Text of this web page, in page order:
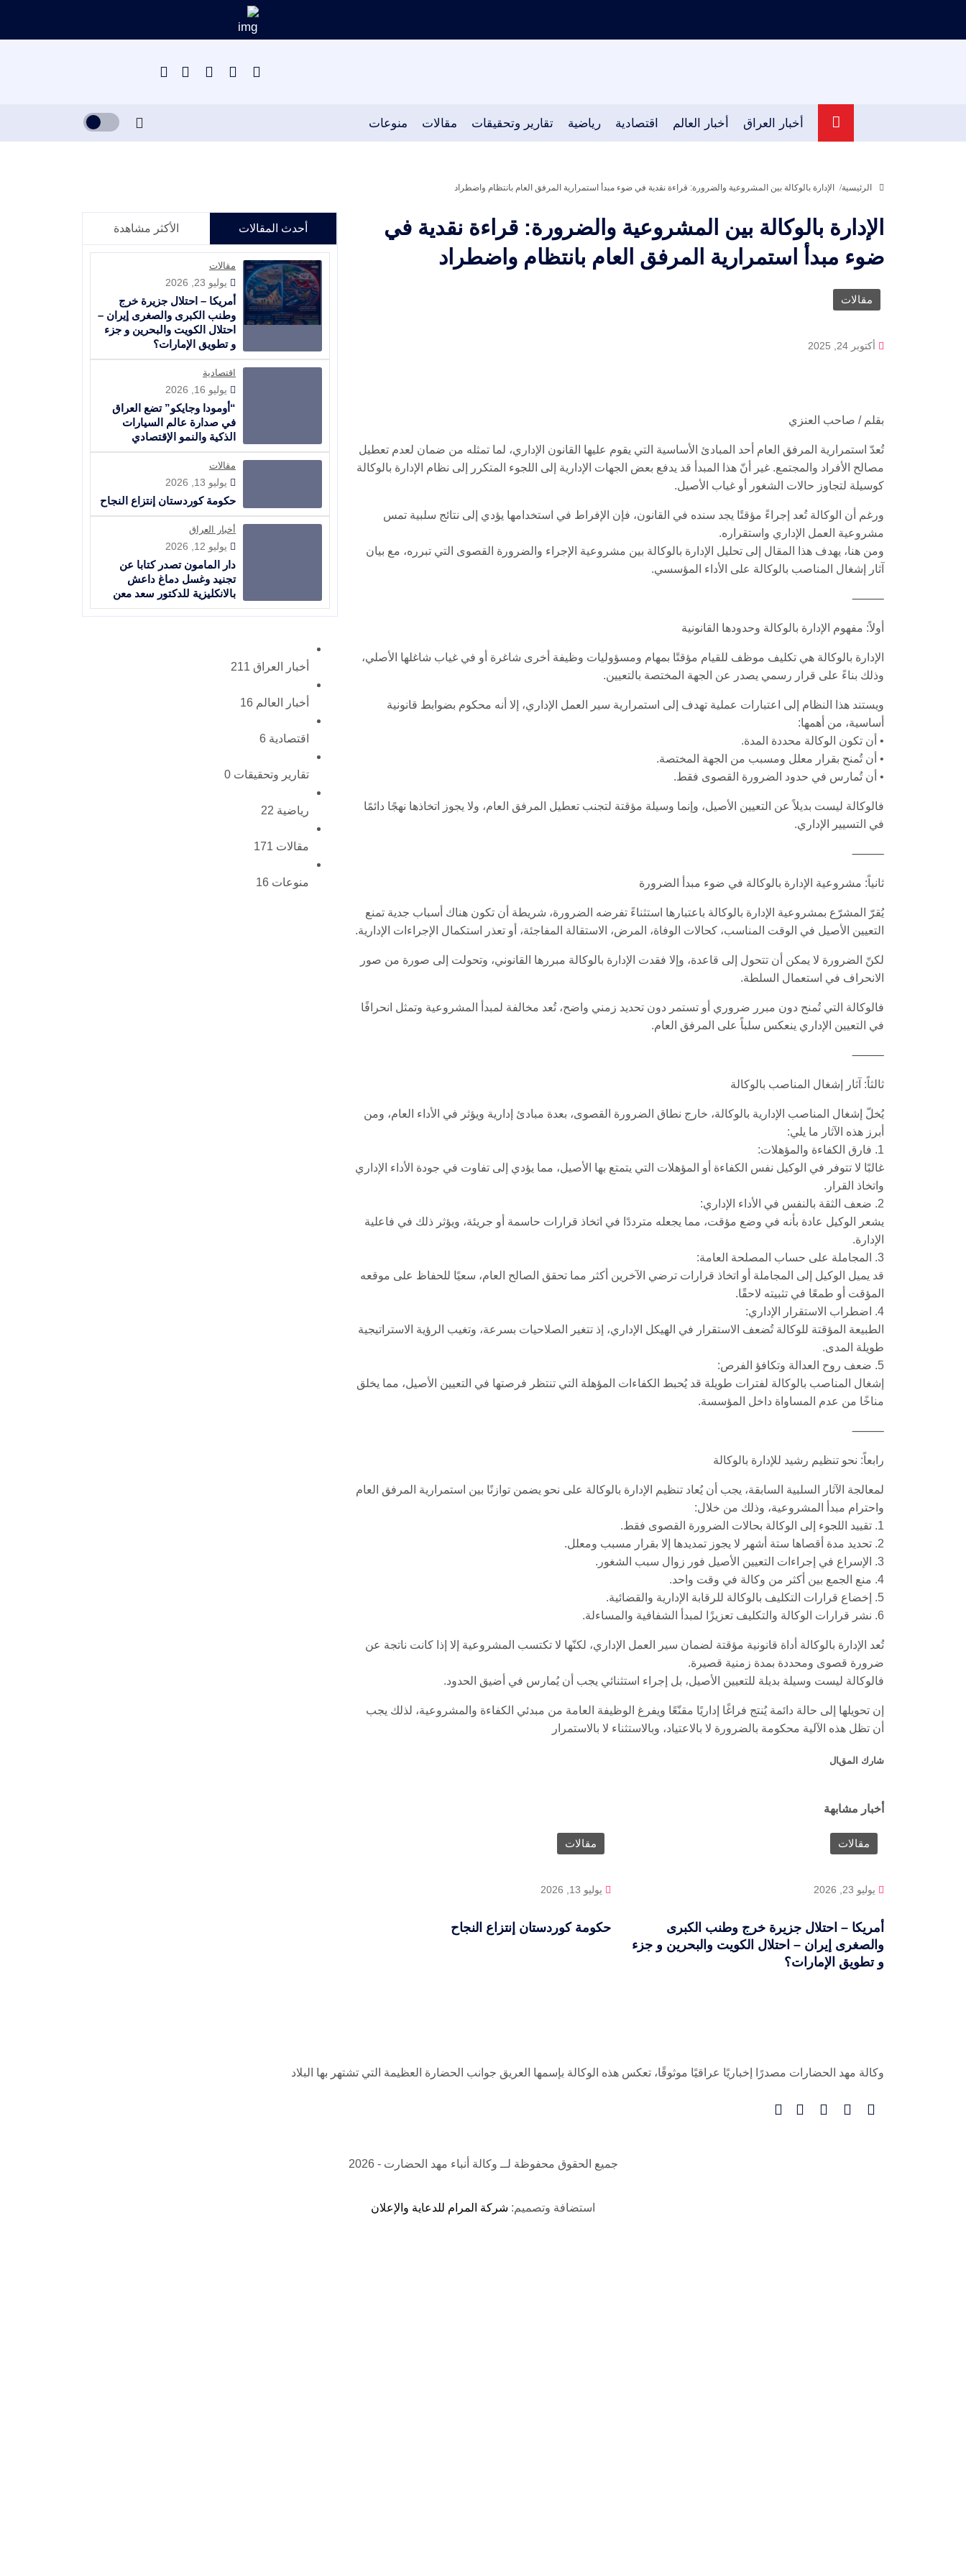
أخبار العراق أخبار العالم اقتصادية رياضية تقارير وتحقيقات مقالات منوعات
الرئيسية الإدارة بالوكالة بين المشروعية والضرورة: قراءة نقدية في ضوء مبدأ استمرارية المرفق العام بانتظام واضطراد
الإدارة بالوكالة بين المشروعية والضرورة: قراءة نقدية في
ضوء مبدأ استمرارية المرفق العام بانتظام واضطراد
مقالات
أكتوبر 24, 2025
بقلم / صاحب العنزي
تُعدّ استمرارية المرفق العام أحد المبادئ الأساسية التي يقوم عليها القانون الإداري، لما تمثله من ضمان لعدم تعطيل
مصالح الأفراد والمجتمع. غير أنّ هذا المبدأ قد يدفع بعض الجهات الإدارية إلى اللجوء المتكرر إلى نظام الإدارة بالوكالة
كوسيلة لتجاوز حالات الشغور أو غياب الأصيل.
ورغم أن الوكالة تُعد إجراءً مؤقتًا يجد سنده في القانون، فإن الإفراط في استخدامها يؤدي إلى نتائج سلبية تمس
مشروعية العمل الإداري واستقراره.
ومن هنا، يهدف هذا المقال إلى تحليل الإدارة بالوكالة بين مشروعية الإجراء والضرورة القصوى التي تبرره، مع بيان
آثار إشغال المناصب بالوكالة على الأداء المؤسسي.
⸻
أولاً: مفهوم الإدارة بالوكالة وحدودها القانونية
الإدارة بالوكالة هي تكليف موظف للقيام مؤقتًا بمهام ومسؤوليات وظيفة أخرى شاغرة أو في غياب شاغلها الأصلي،
وذلك بناءً على قرار رسمي يصدر عن الجهة المختصة بالتعيين.
ويستند هذا النظام إلى اعتبارات عملية تهدف إلى استمرارية سير العمل الإداري، إلا أنه محكوم بضوابط قانونية
أساسية، من أهمها:
• أن تكون الوكالة محددة المدة.
• أن تُمنح بقرار معلل ومسبب من الجهة المختصة.
• أن تُمارس في حدود الضرورة القصوى فقط.
فالوكالة ليست بديلاً عن التعيين الأصيل، وإنما وسيلة مؤقتة لتجنب تعطيل المرفق العام، ولا يجوز اتخاذها نهجًا دائمًا
في التسيير الإداري.
⸻
ثانياً: مشروعية الإدارة بالوكالة في ضوء مبدأ الضرورة
يُقرّ المشرّع بمشروعية الإدارة بالوكالة باعتبارها استثناءً تفرضه الضرورة، شريطة أن تكون هناك أسباب جدية تمنع
التعيين الأصيل في الوقت المناسب، كحالات الوفاة، المرض، الاستقالة المفاجئة، أو تعذر استكمال الإجراءات الإدارية.
لكنّ الضرورة لا يمكن أن تتحول إلى قاعدة، وإلا فقدت الإدارة بالوكالة مبررها القانوني، وتحولت إلى صورة من صور
الانحراف في استعمال السلطة.
فالوكالة التي تُمنح دون مبرر ضروري أو تستمر دون تحديد زمني واضح، تُعد مخالفة لمبدأ المشروعية وتمثل انحرافًا
في التعيين الإداري ينعكس سلباً على المرفق العام.
⸻
ثالثاً: آثار إشغال المناصب بالوكالة
يُخلّ إشغال المناصب الإدارية بالوكالة، خارج نطاق الضرورة القصوى، بعدة مبادئ إدارية ويؤثر في الأداء العام، ومن
أبرز هذه الآثار ما يلي:
1. فارق الكفاءة والمؤهلات:
غالبًا لا تتوفر في الوكيل نفس الكفاءة أو المؤهلات التي يتمتع بها الأصيل، مما يؤدي إلى تفاوت في جودة الأداء الإداري
واتخاذ القرار.
2. ضعف الثقة بالنفس في الأداء الإداري:
يشعر الوكيل عادة بأنه في وضع مؤقت، مما يجعله مترددًا في اتخاذ قرارات حاسمة أو جريئة، ويؤثر ذلك في فاعلية
الإدارة.
3. المجاملة على حساب المصلحة العامة:
قد يميل الوكيل إلى المجاملة أو اتخاذ قرارات ترضي الآخرين أكثر مما تحقق الصالح العام، سعيًا للحفاظ على موقعه
المؤقت أو طمعًا في تثبيته لاحقًا.
4. اضطراب الاستقرار الإداري:
الطبيعة المؤقتة للوكالة تُضعف الاستقرار في الهيكل الإداري، إذ تتغير الصلاحيات بسرعة، وتغيب الرؤية الاستراتيجية
طويلة المدى.
5. ضعف روح العدالة وتكافؤ الفرص:
إشغال المناصب بالوكالة لفترات طويلة قد يُحبط الكفاءات المؤهلة التي تنتظر فرصتها في التعيين الأصيل، مما يخلق
مناخًا من عدم المساواة داخل المؤسسة.
⸻
رابعاً: نحو تنظيم رشيد للإدارة بالوكالة
لمعالجة الآثار السلبية السابقة، يجب أن يُعاد تنظيم الإدارة بالوكالة على نحو يضمن توازنًا بين استمرارية المرفق العام
واحترام مبدأ المشروعية، وذلك من خلال:
1. تقييد اللجوء إلى الوكالة بحالات الضرورة القصوى فقط.
2. تحديد مدة أقصاها ستة أشهر لا يجوز تمديدها إلا بقرار مسبب ومعلل.
3. الإسراع في إجراءات التعيين الأصيل فور زوال سبب الشغور.
4. منع الجمع بين أكثر من وكالة في وقت واحد.
5. إخضاع قرارات التكليف بالوكالة للرقابة الإدارية والقضائية.
6. نشر قرارات الوكالة والتكليف تعزيزًا لمبدأ الشفافية والمساءلة.
تُعد الإدارة بالوكالة أداة قانونية مؤقتة لضمان سير العمل الإداري، لكنّها لا تكتسب المشروعية إلا إذا كانت ناتجة عن
ضرورة قصوى ومحددة بمدة زمنية قصيرة.
فالوكالة ليست وسيلة بديلة للتعيين الأصيل، بل إجراء استثنائي يجب أن يُمارس في أضيق الحدود.
إن تحويلها إلى حالة دائمة يُنتج فراغًا إداريًا مقنّعًا ويفرغ الوظيفة العامة من مبدئي الكفاءة والمشروعية، لذلك يجب
أن تظل هذه الآلية محكومة بالضرورة لا بالاعتياد، وبالاستثناء لا بالاستمرار
شارك المقال
أخبار مشابهة
مقالات
يوليو 23, 2026
أمريكا – احتلال جزيرة خرج وطنب الكبرى
والصغرى إيران – احتلال الكويت والبحرين و جزء
و تطويق الإمارات؟
مقالات
يوليو 13, 2026
حكومة كوردستان إنتزاع النجاح
أحدث المقالات الأكثر مشاهدة
مقالات
يوليو 23, 2026
أمريكا – احتلال جزيرة خرج
وطنب الكبرى والصغرى إيران –
احتلال الكويت والبحرين و جزء
و تطويق الإمارات؟
اقتصادية
يوليو 16, 2026
“أومودا وجايكو” تضع العراق
في صدارة عالم السيارات
الذكية والنمو الإقتصادي
مقالات
يوليو 13, 2026
حكومة كوردستان إنتزاع النجاح
أخبار العراق
يوليو 12, 2026
دار المامون تصدر كتابا عن
تجنيد وغسل دماغ داعش
بالانكليزية للدكتور سعد معن
أخبار العراق 211
أخبار العالم 16
اقتصادية 6
تقارير وتحقيقات 0
رياضية 22
مقالات 171
منوعات 16
وكالة مهد الحضارات مصدرًا إخباريًا عراقيًا موثوقًا، تعكس هذه الوكالة بإسمها العريق جوانب الحضارة العظيمة التي تشتهر بها البلاد
جميع الحقوق محفوظة لــ وكالة أنباء مهد الحضارت - 2026
استضافة وتصميم: شركة المرام للدعاية والإعلان